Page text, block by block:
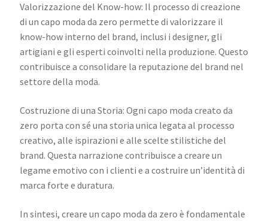
Valorizzazione del Know-how: Il processo di creazione
di un capo moda da zero permette di valorizzare il
know-how interno del brand, inclusi i designer, gli
artigiani e gli esperti coinvolti nella produzione. Questo
contribuisce a consolidare la reputazione del brand nel
settore della moda.
Costruzione di una Storia: Ogni capo moda creato da
zero porta con sé una storia unica legata al processo
creativo, alle ispirazioni e alle scelte stilistiche del
brand. Questa narrazione contribuisce a creare un
legame emotivo con i clienti e a costruire un’identità di
marca forte e duratura.
In sintesi, creare un capo moda da zero è fondamentale